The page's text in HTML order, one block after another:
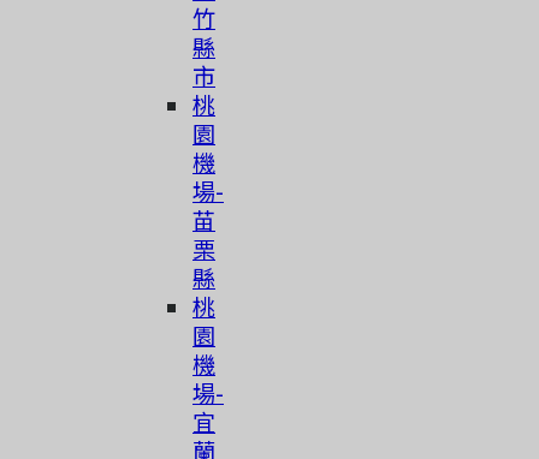
竹
縣
市
桃
園
機
場-
苗
栗
縣
桃
園
機
場-
宜
蘭